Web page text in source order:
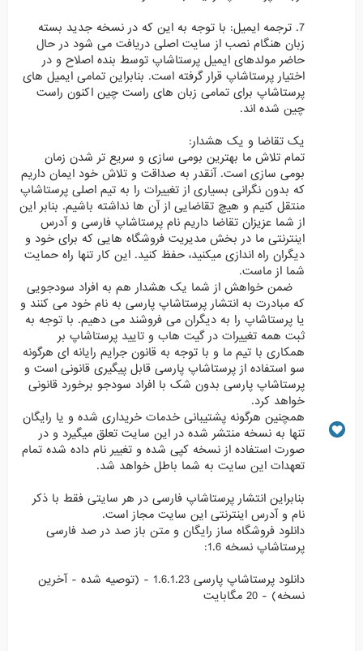
7. ترجمه ایمیل: با توجه به این که در نسخه جدید بسته
زبان هنگام نصب از سایت اصلی دریافت می شود در حال
حاضر مولدهای ایمیل پرستاشاپ توسط بنده اصلاح و در
اختیار پرستاشاپ قرار گرفته است. بنابراین تمامی ایمیل های
پرستاشاپ برای تمامی زبان های راست چین اکنون راست
چین شده اند.
یک تقاضا و یک هشدار:
تمام تلاش ما بهترین بومی سازی و سریع تر شدن زمان
بومی سازی است. آنقدر به صداقت و تلاش خود ایمان داریم
که بدون نگرانی بسیاری از تغییرات را به تیم اصلی پرستاشاپ
منتقل کنیم و هیچ تقاضایی از آن ها نداشته باشیم. بنابر این
از شما عزیزان تقاضا داریم نام پرستاشاپ فارسی و آدرس
اینترنتی ما در بخش مدیریت فروشگاه هایی که برای خود و
دیگران راه اندازی میکنید، حفظ کنید. این کار تنها راه حمایت
شما از ماست.
ضمن خواهش از شما یک هشدار هم به افراد سودجویی
که مبادرت به انتشار پرستاشاپ پارسی به نام خود می کنند و
یا پرستاشاپ را به دیگران می فروشند می دهیم. با توجه به
ثبت همه تغییرات در گیت هاب و تایید پرستاشاپ بر
همکاری با تیم ما و با توجه به قانون جرایم رایانه ای هرگونه
سو استفاده از پرستاشاپ پارسی قابل پیگیری قانونی است و
پرستاشاپ پارسی بدون شک با افراد سودجو برخورد قانونی
خواهد کرد.
همچنین هرگونه پشتیبانی خدمات خریداری شده و یا رایگان
تنها به نسخه منتشر شده در این سایت تعلق میگیرد و در
صورت استفاده از نسخه کپی شده و تغییر نام داده شده تمام
تعهدات این سایت به شما باطل خواهد شد.
بنابراین انتشار پرستاشاپ فارسی در هر سایتی فقط با ذکر
نام و آدرس اینترنتی این سایت مجاز است.
دانلود فروشگاه ساز رایگان و متن باز صد در صد فارسی
پرستاشاپ نسخه 1.6:
دانلود پرستاشاپ پارسی 1.6.1.23 - (توصیه شده - آخرین
نسخه) - 20 مگابایت